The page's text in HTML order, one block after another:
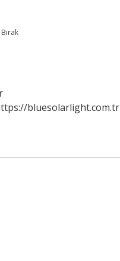
bluesolarlight.com.tr